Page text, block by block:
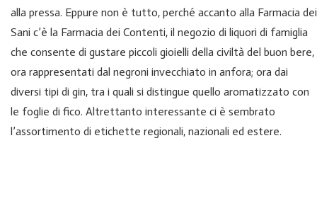
alla pressa. Eppure non è tutto, perché accanto alla Farmacia dei
Sani c’è la Farmacia dei Contenti, il negozio di liquori di famiglia
che consente di gustare piccoli gioielli della civiltà del buon bere,
ora rappresentati dal negroni invecchiato in anfora; ora dai
diversi tipi di gin, tra i quali si distingue quello aromatizzato con
le foglie di fico. Altrettanto interessante ci è sembrato
l’assortimento di etichette regionali, nazionali ed estere.